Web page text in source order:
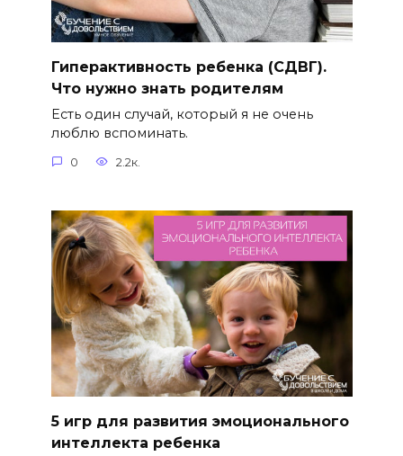
Гиперактивность ребенка (СДВГ).
Что нужно знать родителям
Есть один случай, который я не очень
люблю вспоминать.
0 2.2к.
5 игр для развития эмоционального
интеллекта ребенка